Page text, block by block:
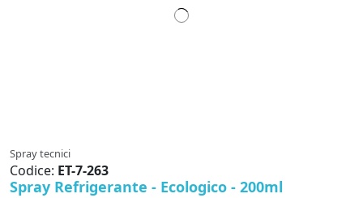
Spray tecnici
Codice: ET-7-263
Spray Refrigerante - Ecologico - 200ml